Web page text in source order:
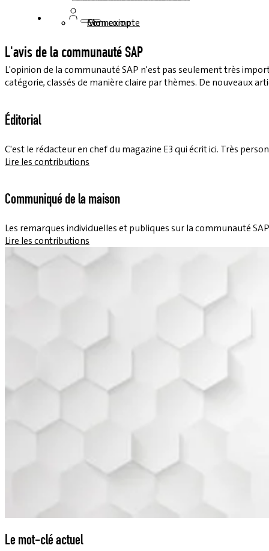
Connexion
Mon compte
L'avis de la communauté SAP
L'opinion de la communauté SAP n'est pas seulement très
catégorie, classés de manière claire par thèmes. De nouveaux
Éditorial
C'est le rédacteur en chef du magazine E3 qui écrit ici. Très
Lire les contributions
Communiqué de la maison
Les remarques individuelles et publiques sur la communauté
Lire les contributions
Le mot-clé actuel